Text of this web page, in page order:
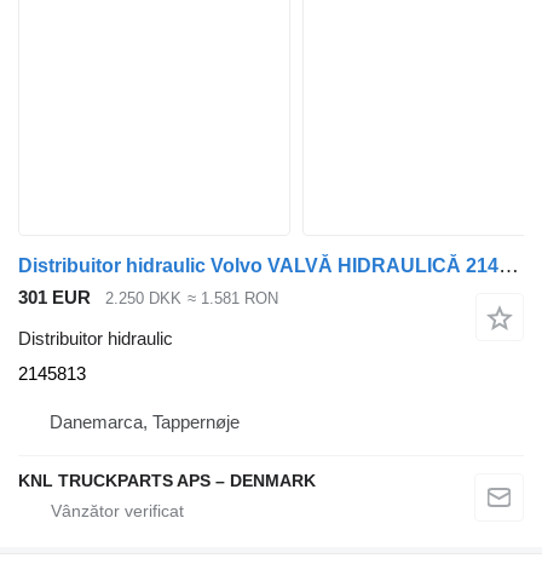
Distribuitor hidraulic Volvo VALVĂ HIDRAULICĂ 2145813 pentru camion
301 EUR 2.250 DKK ≈ 1.581 RON
Distribuitor hidraulic
2145813
Danemarca, Tappernøje
KNL TRUCKPARTS APS – DENMARK